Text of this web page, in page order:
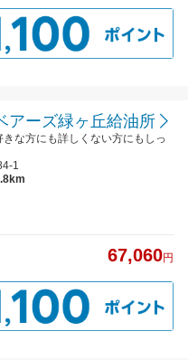
ーズ緑ヶ丘給油所
な方にも詳しくない方にもしっ
1
67,060円